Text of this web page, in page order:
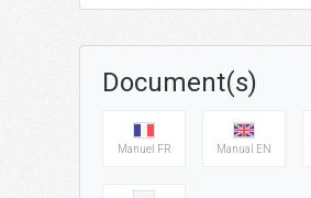
Document(s)
Manuel FR Manual EN